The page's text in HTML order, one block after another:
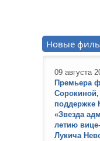
Новые
09 августа
Премьера
Сорокиной,
поддержке
«Звезда
летию
Лукича